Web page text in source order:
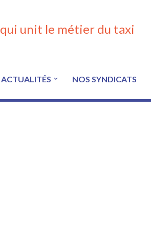
qui unit le métier du taxi
ACTUALITÉS NOS SYNDICATS